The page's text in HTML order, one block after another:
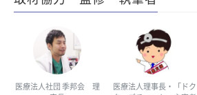
医療法人社団 季邦会 理
医療法人理事長・「ドク